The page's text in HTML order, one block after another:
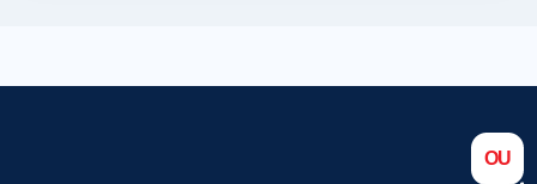
OU